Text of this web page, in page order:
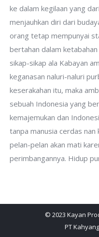
ke dalam kegilaan yang
menjauhkan diri dari
orang tetap mempunyai
bertahan dalam
sikap-sikap ala Kabayan
keganasan naluri-naluri
keserakahan itu, maka
sebuah Indonesia yang
kemajemukan dan
tanpa manusia cerdas
pelan-pelan akan mati
perimbangannya. Hidup
© 2023 Kayan
PT